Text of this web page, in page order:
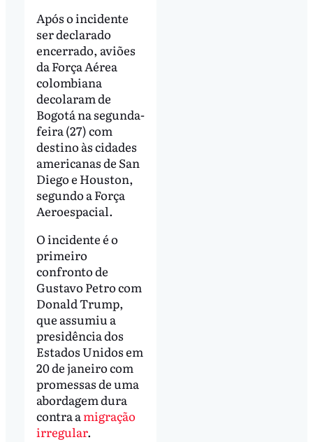
Após o incidente
ser declarado
encerrado, aviões
da Força Aérea
colombiana
decolaram de
Bogotá na segunda-
feira (27) com
destino às cidades
americanas de San
Diego e Houston,
segundo a Força
Aeroespacial.
O incidente é o
primeiro
confronto de
Gustavo Petro com
Donald Trump,
que assumiu a
presidência dos
Estados Unidos em
20 de janeiro com
promessas de uma
abordagem dura
contra amigração
irregular.